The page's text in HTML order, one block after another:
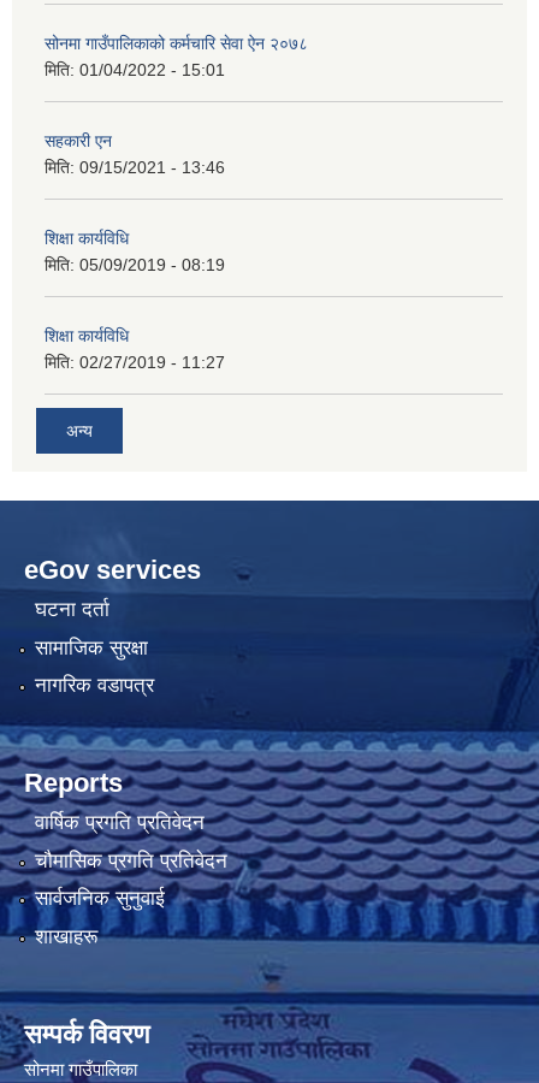
सोनमा गाउँपालिकाको कर्मचारि सेवा ऐन २०७८
मिति: 01/04/2022 - 15:01
सहकारी एन
मिति: 09/15/2021 - 13:46
शिक्षा कार्यविधि
मिति: 05/09/2019 - 08:19
शिक्षा कार्यविधि
मिति: 02/27/2019 - 11:27
अन्य
eGov services
घटना दर्ता
सामाजिक सुरक्षा
नागरिक वडापत्र
Reports
वार्षिक प्रगति प्रतिवेदन
चौमासिक प्रगति प्रतिवेदन
सार्वजनिक सुनुवाई
शाखाहरू
सम्पर्क विवरण
सोनमा गाउँपालिका